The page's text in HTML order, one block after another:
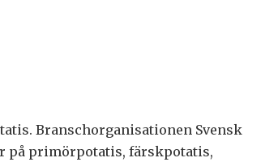
Branschorganisationen Svensk
på primörpotatis, färskpotatis,